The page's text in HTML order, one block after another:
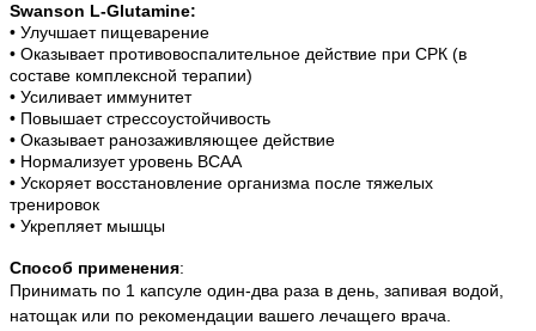
Swanson L-Glutamine:
• Улучшает пищеварение
• Оказывает противовоспалительное действие при СРК (в
составе комплексной терапии)
• Усиливает иммунитет
• Повышает стрессоустойчивость
• Оказывает ранозаживляющее действие
• Нормализует уровень BCAA
• Ускоряет восстановление организма после тяжелых
тренировок
• Укрепляет мышцы
Способ применения:
Принимать по 1 капсуле один-два раза в день, запивая водой,
натощак или по рекомендации вашего лечащего врача.